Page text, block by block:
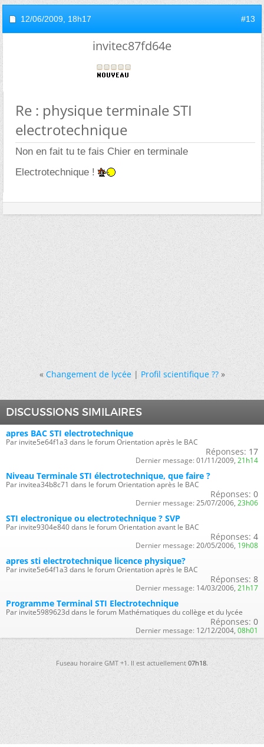
12/06/2009, 18h17 #13
invitec87fd64e
Re : physique terminale STI
electrotechnique
Non en fait tu te fais Chier en terminale
Electrotechnique !
« Changement de lycée|Profil scientifique ?? »
DISCUSSIONS SIMILAIRES
apres BAC STI electrotechnique
Par invite5e64f1a3 dans le forum Orientation après le BAC
Réponses: 17
Dernier message: 01/11/2009, 21h14
Niveau Terminale STI électrotechnique, que faire ?
Par invitea34b8c71 dans le forum Orientation après le BAC
Réponses: 0
Dernier message: 25/07/2006, 23h06
STI electronique ou electrotechnique ? SVP
Par invite9304e840 dans le forum Orientation avant le BAC
Réponses: 4
Dernier message: 20/05/2006, 19h08
apres sti electrotechnique licence physique?
Par invite5e64f1a3 dans le forum Orientation après le BAC
Réponses: 8
Dernier message: 14/03/2006, 21h17
Programme Terminal STI Electrotechnique
Par invite5989623d dans le forum Mathématiques du collège et du lycée
Réponses: 0
Dernier message: 12/12/2004, 08h01
Fuseau horaire GMT +1. Il est actuellement07h18.